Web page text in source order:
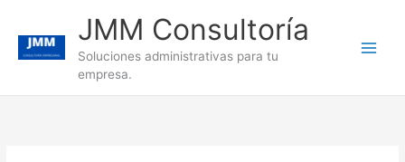
contenido
JMM Consultoría
Soluciones administrativas para tu
empresa.